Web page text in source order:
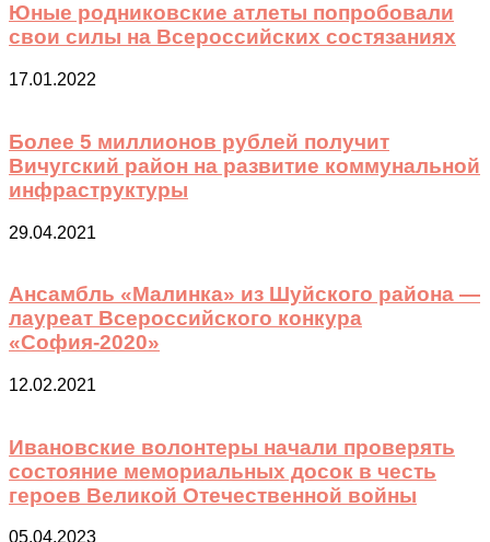
Юные родниковские атлеты попробовали
свои силы на Всероссийских состязаниях
17.01.2022
Более 5 миллионов рублей получит
Вичугский район на развитие коммунальной
инфраструктуры
29.04.2021
Ансамбль «Малинка» из Шуйского района —
лауреат Всероссийского конкура
«София-2020»
12.02.2021
Ивановские волонтеры начали проверять
состояние мемориальных досок в честь
героев Великой Отечественной войны
05.04.2023